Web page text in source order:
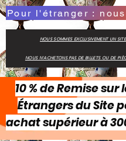
Pour l'étranger :
NOUS SOMMES EXCLUSIVEMENT UN
NOUS N'ACHETONS PAS DE BILLETS OU DE
10 % de Remise sur
Étrangers du Site
achat supérieur à